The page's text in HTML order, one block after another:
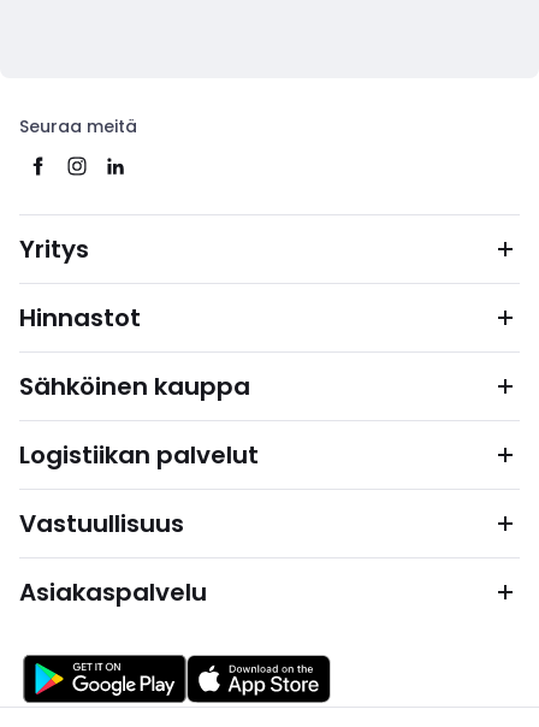
Seuraa meitä
Yritys
Hinnastot
Sähköinen kauppa
Logistiikan palvelut
Vastuullisuus
Asiakaspalvelu